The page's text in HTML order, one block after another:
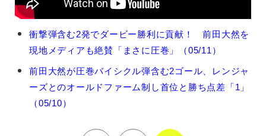
前
然
衝撃弾含む2発でダービー勝利に貢献！ 前田大然を
現地メディアも絶賛「まさに圧巻」（05/11）
前田大然が圧巻バイシクル弾含む2ゴール、レンジャ
ーズとのオールドファーム制し首位と勝ち点差「1」
（05/10）